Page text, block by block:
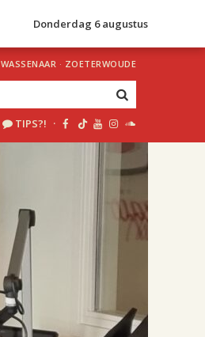
Donderdag 6 augustus
WASSENAAR · ZOETERWOUDE
TIPS?! ·
uur 1 van 2
Volgend uur